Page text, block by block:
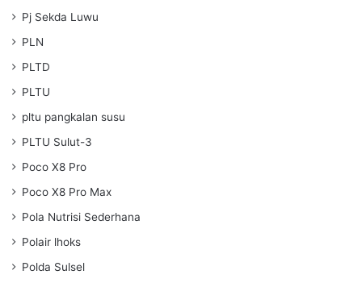
Pj Sekda Luwu
PLN
PLTD
PLTU
pltu pangkalan susu
PLTU Sulut-3
Poco X8 Pro
Poco X8 Pro Max
Pola Nutrisi Sederhana
Polair lhoks
Polda Sulsel